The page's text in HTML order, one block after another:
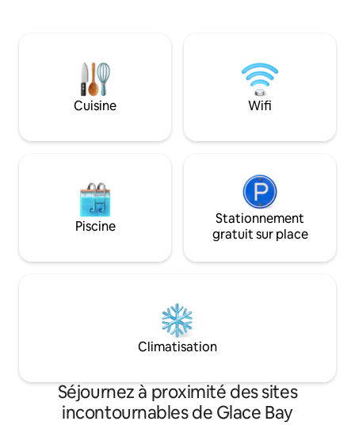
aux sites touristiques, aux randonnées,
aux excursions en bateau et aux
restaurants. Plongez au cœur du
charme et de la beauté du Cap-Breton
pendant votre séjour.
comprennent
une connexion
Keurig, un grille-
four à micro-
une porte privée.
Cuisine Wifi
Piscine
Stationnement
gratuit sur place
Climatisation
Séjournez à proximité des sites
incontournables de Glace Bay